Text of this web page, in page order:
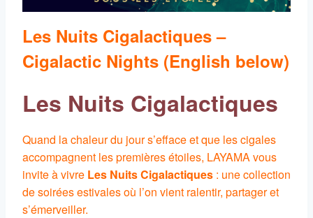
Les Nuits Cigalactiques –
Cigalactic Nights (English below)
Les Nuits Cigalactiques
Quand la chaleur du jour s’efface et que les cigales
accompagnent les premières étoiles, LAYAMA vous
invite à vivre Les Nuits Cigalactiques : une collection
de soirées estivales où l’on vient ralentir, partager et
s’émerveiller.